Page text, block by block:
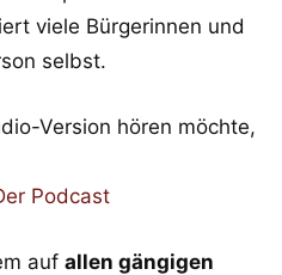
viele Bürgerinnen und
selbst.
Version hören möchte,
Podcast
auf allen gängigen